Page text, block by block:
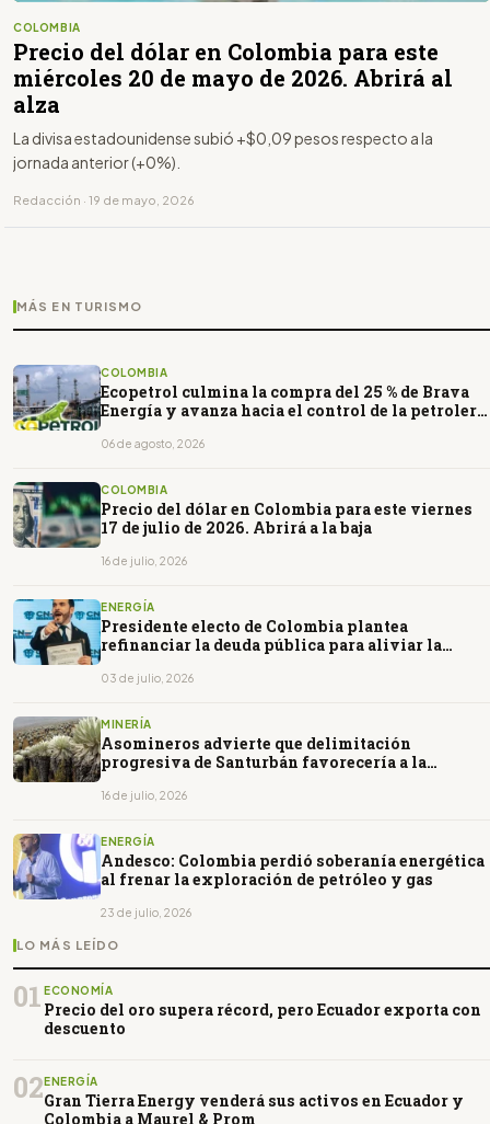
COLOMBIA
Precio del dólar en Colombia para este
miércoles 20 de mayo de 2026. Abrirá al
alza
La divisa estadounidense subió +$0,09 pesos respecto a la
jornada anterior (+0%).
Redacción · 19 de mayo, 2026
MÁS EN TURISMO
COLOMBIA
Ecopetrol culmina la compra del 25 % de Brava
Energía y avanza hacia el control de la petrolera
06 de agosto, 2026
COLOMBIA
Precio del dólar en Colombia para este viernes
17 de julio de 2026. Abrirá a la baja
16 de julio, 2026
ENERGÍA
Presidente electo de Colombia plantea
refinanciar la deuda pública para aliviar la
03 de julio, 2026
MINERÍA
Asomineros advierte que delimitación
progresiva de Santurbán favorecería a la
16 de julio, 2026
ENERGÍA
Andesco: Colombia perdió soberanía energética
al frenar la exploración de petróleo y gas
23 de julio, 2026
LO MÁS LEÍDO
01 ECONOMÍA
Precio del oro supera récord, pero Ecuador exporta con
descuento
02ENERGÍA
Gran Tierra Energy venderá sus activos en Ecuador y
Colombia a Maurel & Prom